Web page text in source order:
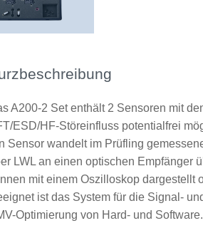
A200-2 Set enthält 2 Sensoren mit
ESD/HF-Störeinfluss potentialfrei
Sensor wandelt im Prüfling
LWL an einen optischen Empfänger
mit einem Oszilloskop dargestellt
ist das System für die Signal-
Optimierung von Hard- und Software.